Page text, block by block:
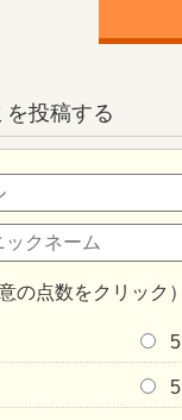
を投稿する
の点数をクリック）
5
5